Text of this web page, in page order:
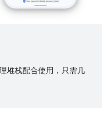
堆栈配合使用，只需几